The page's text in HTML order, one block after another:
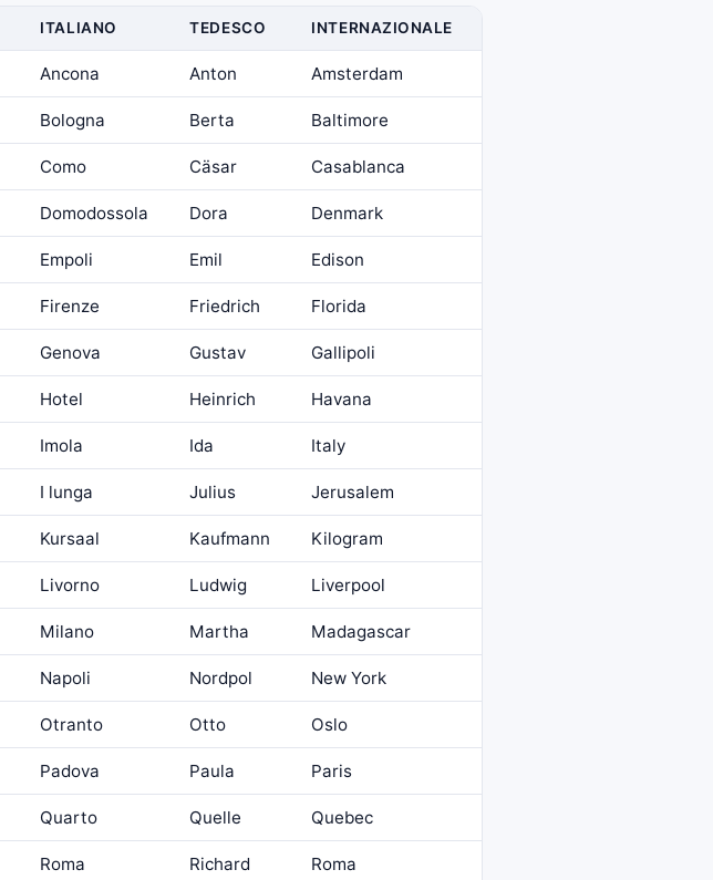
ITALIANO TEDESCO INTERNAZIONALE
Ancona Anton Amsterdam
Bologna Berta Baltimore
Como Cäsar Casablanca
Domodossola Dora Denmark
Empoli Emil Edison
Firenze Friedrich Florida
Genova Gustav Gallipoli
Hotel Heinrich Havana
Imola Ida Italy
I lunga Julius Jerusalem
Kursaal Kaufmann Kilogram
Livorno Ludwig Liverpool
Milano Martha Madagascar
Napoli Nordpol New York
Otranto Otto Oslo
Padova Paula Paris
Quarto Quelle Quebec
Roma Richard Roma